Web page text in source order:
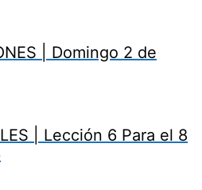
| Domingo 2 de
| Lección 6 Para el 8